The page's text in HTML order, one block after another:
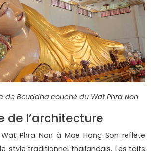
de Bouddha couché du Wat Phra Non
de l’architecture
Phra Non à Mae Hong Son reflète
style traditionnel thaïlandais. Les toits